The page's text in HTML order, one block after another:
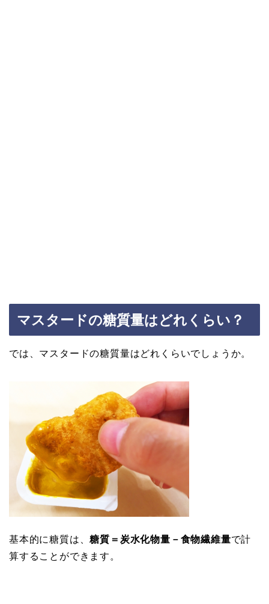
マスタードの糖質量はどれくらい？
では、マスタードの糖質量はどれくらいでしょうか。
基本的に糖質は、糖質＝炭水化物量－食物繊維量で計
算することができます。